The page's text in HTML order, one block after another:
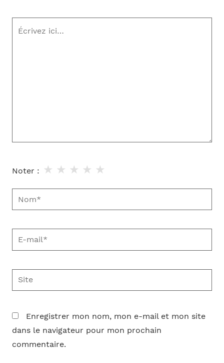
Écrivez
Noter : ★
★
★
★
★
Nom*
E-
mail*
Site
Enregistrer mon nom, mon e-mail et mon site
dans le navigateur pour mon prochain
commentaire.